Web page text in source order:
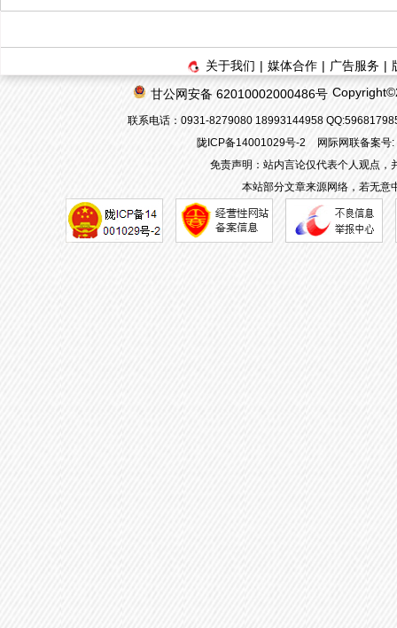
关于我们 | 媒体合作 | 广告服务 |
甘公网安备 62010002000486号
联系电话：0931-8279080 18993144958
陇ICP备14001029号-2
网际网联备案
免责声明：站内言论仅代表个人观点，
本站部分文章来源网络，若无意